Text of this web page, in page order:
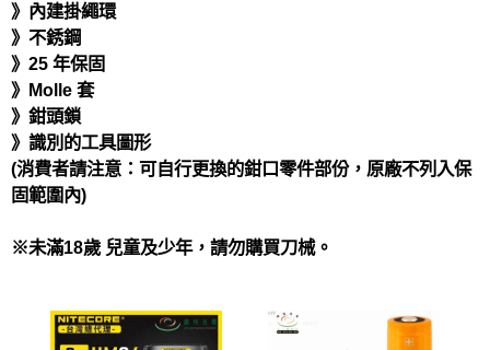
》內建掛繩環
》不銹鋼
》25 年保固
》Molle 套
》鉗頭鎖
》識別的工具圖形
(消費者請注意：可自行更換的鉗口零件部份，原廠不列入保
固範圍內)
※未滿18歲 兒童及少年，請勿購買刀械。